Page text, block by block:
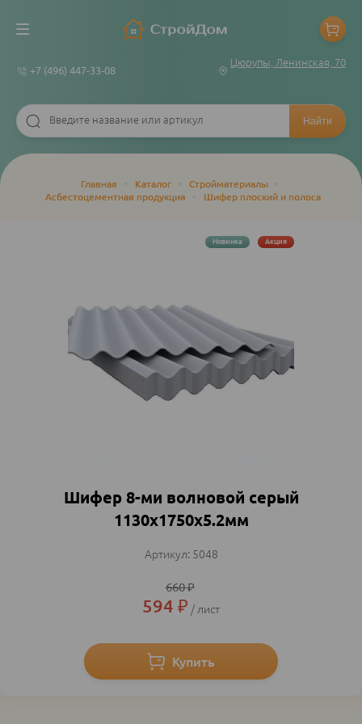
+7 (496) 447-33-08
Цюрупы, Ленинская, 70
навигации
Главная Каталог Стройматериалы
Асбестоцементная продукция
Шифер плоский и полоса
Акция
Новинка
Шифер 8-ми волновой серый
1130х1750х5.2мм
5048
660₽
594 ₽ лист